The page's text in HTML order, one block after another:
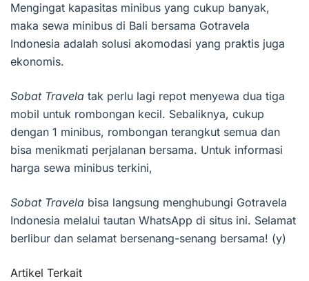
Mengingat kapasitas minibus yang cukup banyak,
maka sewa minibus di Bali bersama Gotravela
Indonesia adalah solusi akomodasi yang praktis juga
ekonomis.
Sobat Travela tak perlu lagi repot menyewa dua tiga
mobil untuk rombongan kecil. Sebaliknya, cukup
dengan 1 minibus, rombongan terangkut semua dan
bisa menikmati perjalanan bersama. Untuk informasi
harga sewa minibus terkini,
Sobat Travela bisa langsung menghubungi Gotravela
Indonesia melalui tautan WhatsApp di situs ini. Selamat
berlibur dan selamat bersenang-senang bersama! (y)
Artikel Terkait